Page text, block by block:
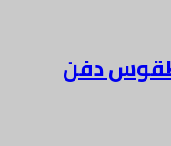
طقوس دفن